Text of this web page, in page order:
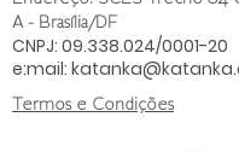
A - Brasília/DF
CNPJ: 09.338.024/0001-20
e:mail:
Termos e Condições